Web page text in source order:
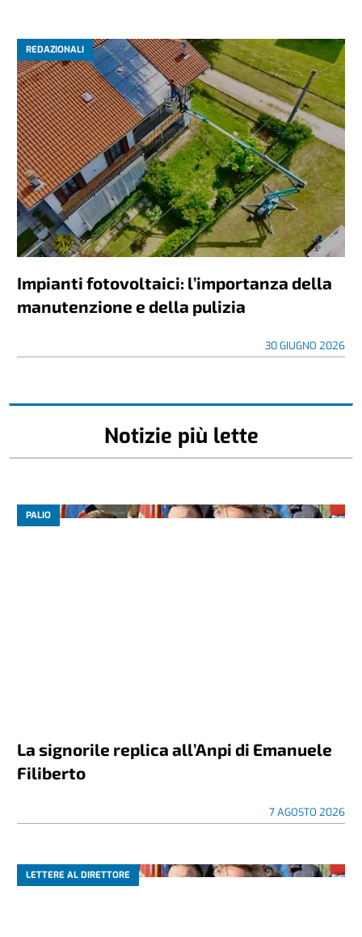
REDAZIONALI
Impianti fotovoltaici: l’importanza della
manutenzione e della pulizia
30 GIUGNO 2026
Notizie più lette
PALIO
La signorile replica all’Anpi di Emanuele
Filiberto
7 AGOSTO 2026
LETTERE AL DIRETTORE